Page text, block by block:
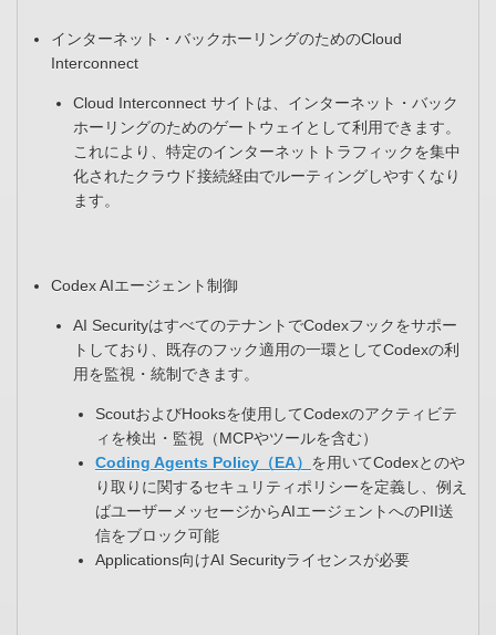
インターネット・バックホーリングのためのCloud
Interconnect​
Cloud Interconnect サイトは、インターネット・バック
ホーリングのためのゲートウェイとして利用できます。
これにより、特定のインターネットトラフィックを集中
化されたクラウド接続経由でルーティングしやすくなり
ます。​
Codex AIエージェント制御​
AI SecurityはすべてのテナントでCodexフックをサポー
トしており、既存のフック適用の一環としてCodexの利
用を監視・統制できます。​
ScoutおよびHooksを使用してCodexのアクティビテ
ィを検出・監視（MCPやツールを含む）​
Coding Agents Policy（EA） を用いてCodexとのや
り取りに関するセキュリティポリシーを定義し、例え
ばユーザーメッセージからAIエージェントへのPII送
信をブロック可能​
Applications向けAI Securityライセンスが必要